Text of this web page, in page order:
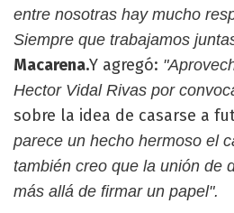
entre nosotras hay mucho
Siempre que trabajamos
Macarena.Y agregó:
Hector Vidal Rivas por
sobre la idea de casarse a
parece un hecho hermoso el
también creo que la unión de
más allá de firmar un papel".